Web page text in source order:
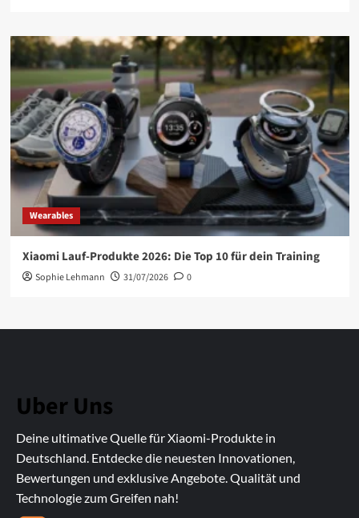
Wearables
Xiaomi Lauf-Produkte 2026: Die Top 10 für dein Training
Sophie Lehmann 31/07/2026 0
Uber Uns
Deine ultimative Quelle für Xiaomi-Produkte in
Deutschland. Entdecke die neuesten Innovationen,
Bewertungen und exklusive Angebote. Qualität und
Technologie zum Greifen nah!